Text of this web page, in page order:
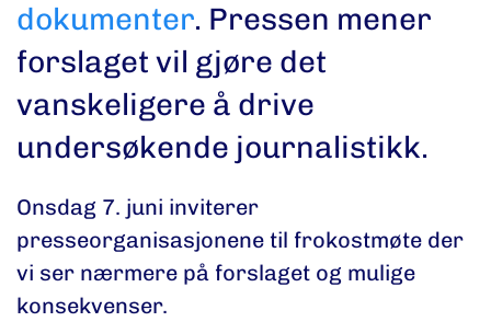
dokumenter. Pressen mener
forslaget vil gjøre det
vanskeligere å drive
undersøkende journalistikk.
Onsdag 7. juni inviterer
presseorganisasjonene til frokostmøte der
vi ser nærmere på forslaget og mulige
konsekvenser.